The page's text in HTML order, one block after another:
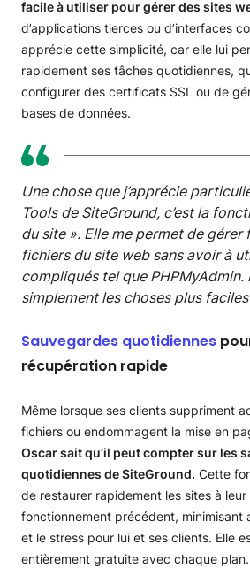
facile à utiliser pour gérer des sites
d’applications tierces ou d’interfaces
apprécie cette simplicité, car elle lui
rapidement ses tâches quotidiennes,
configurer des certificats SSL ou de
bases de données.
Une chose que j’apprécie
Tools de SiteGround, c’est la
du site ». Elle me permet de gérer
fichiers du site web sans avoir à
compliqués tel que PHPMyAdmin.
simplement les choses plus
Sauvegardes quotidiennes
récupération rapide
Même lorsque ses clients suppriment
fichiers ou endommagent la mise en
Oscar sait qu’il peut compter sur les
quotidiennes de SiteGround. Cette
de restaurer rapidement les sites à
fonctionnement précédent, minimisant
et le stress pour lui et ses clients. Elle
entièrement gratuite avec chaque plan.